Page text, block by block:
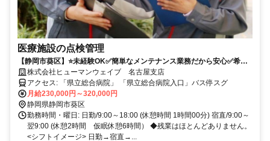
医療施設の点検管理
【静岡市葵区】⭐未経験OK✅簡単なメンテナンス業務だから安心✅希望
日にお休みもできて残業なし！✅資格取得支援＆手当も充実！
株式会社ヒューマンウェイブ 名古屋支店
アクセス: 「県立総合病院」 「県立総合病院入口」バス停スグ
月給230,000円～320,000円
静岡県静岡市葵区
勤務時間・曜日: 日勤/9:00～18:00 (休憩時間 1時間00分) 宿直/9:00～
翌9:00 (休憩2時間 仮眠休憩6時間） ◆残業はほとんどありません。
<シフトイメージ> 日勤→宿直→...